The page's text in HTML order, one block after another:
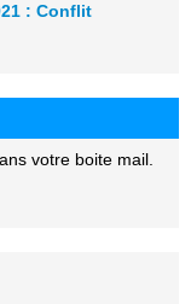
: Conflit
votre boite mail.